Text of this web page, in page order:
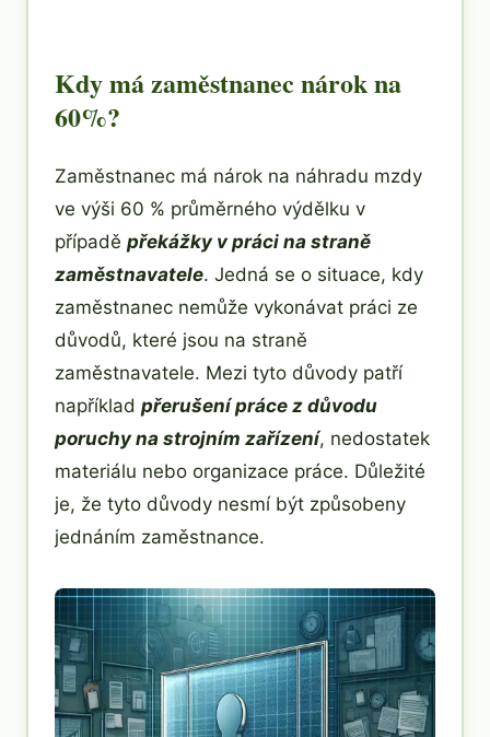
Kdy má zaměstnanec nárok na
60%?
Zaměstnanec má nárok na náhradu mzdy
ve výši 60 % průměrného výdělku v
případě překážky v práci na straně
zaměstnavatele. Jedná se o situace, kdy
zaměstnanec nemůže vykonávat práci ze
důvodů, které jsou na straně
zaměstnavatele. Mezi tyto důvody patří
například přerušení práce z důvodu
poruchy na strojním zařízení, nedostatek
materiálu nebo organizace práce. Důležité
je, že tyto důvody nesmí být způsobeny
jednáním zaměstnance.